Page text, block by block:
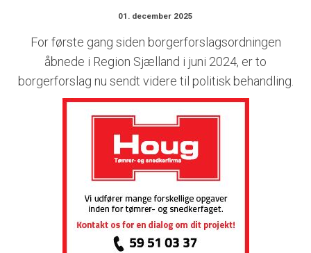
01. december 2025
For første gang siden borgerforslagsordningen
åbnede i Region Sjælland i juni 2024, er to
borgerforslag nu sendt videre til politisk behandling.